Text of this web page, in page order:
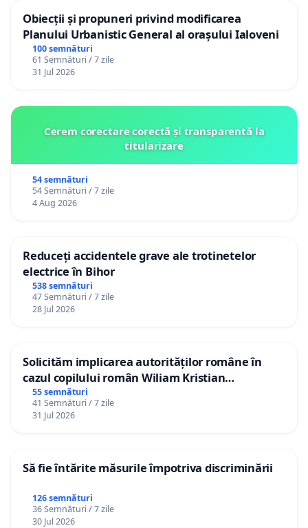
Obiecții și propuneri privind modificarea
Planului Urbanistic General al orașului Ialoveni
100 semnături
61 Semnături / 7 zile
31 Jul 2026
Cerem corectare corectă și transparentă la
titularizare
54 semnături
54 Semnături / 7 zile
4 Aug 2026
Reduceți accidentele grave ale trotinetelor
electrice în Bihor
538 semnături
47 Semnături / 7 zile
28 Jul 2026
Solicităm implicarea autorităților române în
cazul copilului român Wiliam Kristian
Gheorghe, aflat în plasament în Danemarca de
12 ani
55 semnături
41 Semnături / 7 zile
31 Jul 2026
Să fie întărite măsurile împotriva discriminării
126 semnături
36 Semnături / 7 zile
30 Jul 2026